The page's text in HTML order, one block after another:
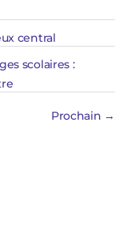
central
scolaires :
Prochain →